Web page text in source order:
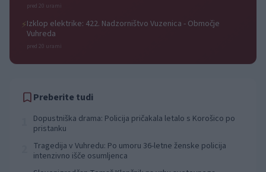
pred 20 urami
⚡Izklop elektrike: 422. Nadzorništvo Vuzenica - Območje
Vuhreda
pred 20 urami
Preberite tudi
Dopustniška drama: Policija pričakala letalo s Korošico po
pristanku
Tragedija v Vuhredu: Po umoru 36-letne ženske policija
intenzivno išče osumljenca